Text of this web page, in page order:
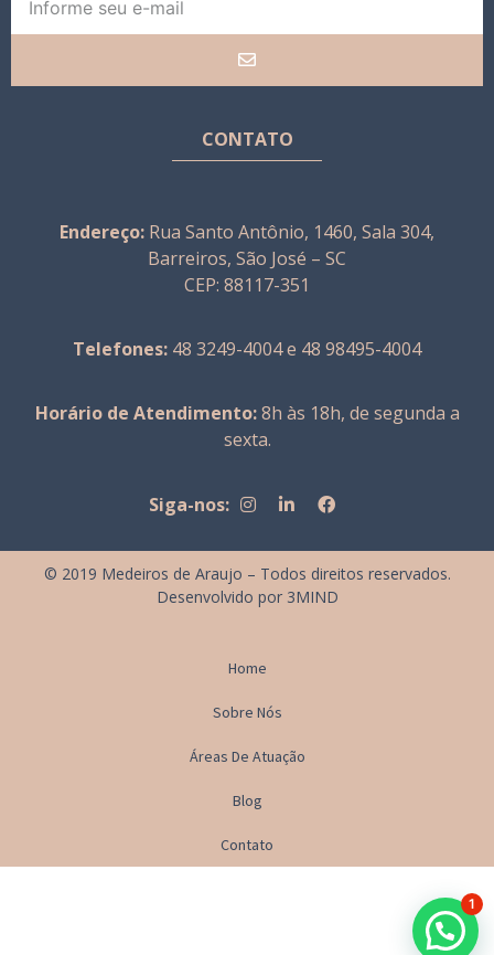
CONTATO
Endereço: Rua Santo Antônio, 1460, Sala 304,
Barreiros, São José – SC
CEP: 88117-351
Telefones: 48 3249-4004 e 48 98495-4004
Horário de Atendimento:8h às 18h, de segunda a
sexta.
Siga-nos:
© 2019 Medeiros de Araujo – Todos direitos reservados.
Desenvolvido por 3MIND
Home
Sobre Nós
Áreas De Atuação
Blog
Contato
1